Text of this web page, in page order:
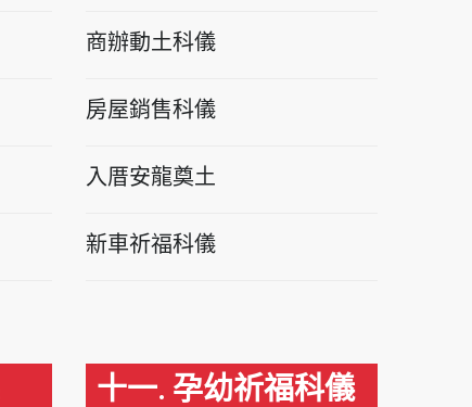
商辦動土科儀
房屋銷售科儀
入厝安龍奠土
新車祈福科儀
十一. 孕幼祈福科儀